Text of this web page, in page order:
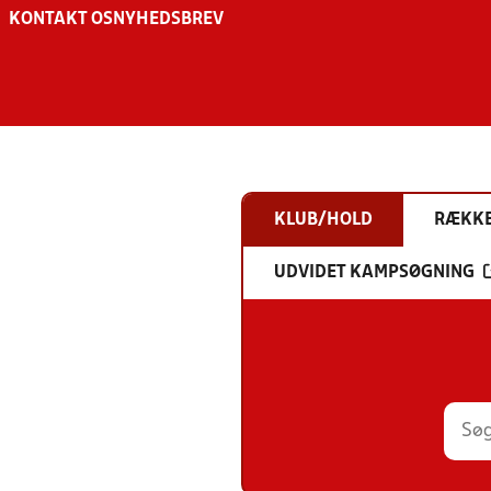
KONTAKT OS NYHEDSBREV
KLUB/HOLD
UDVIDET KAMPSØGNING